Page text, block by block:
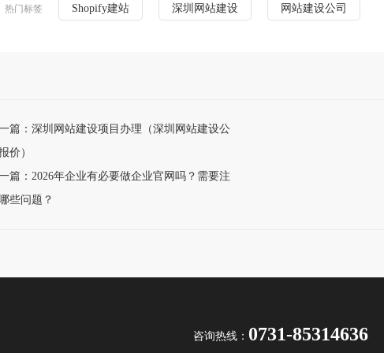
热门标签 Shopify建站 深圳网站建设 网站建设公司
篇：深圳网站建设项目办理（深圳网站建设公
价）
篇：2026年企业有必要做企业官网吗？需要注
些问题？
咨询热线： 0731-85314636